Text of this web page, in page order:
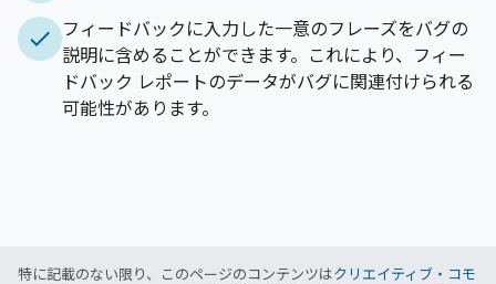
check
フィードバックに入力した一意のフレーズをバグの
説明に含めることができます。これにより、フィー
ドバック レポートのデータがバグに関連付けられる
可能性があります。
特に記載のない限り、このページのコンテンツはクリエイティブ・コモ